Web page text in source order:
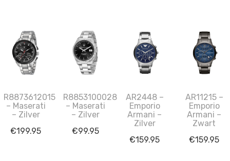
R8873612015
– Maserati
– Zilver
€199.95
R8853100028
– Maserati
– Zilver
€99.95
AR2448 –
Emporio
Armani –
Zilver
€159.95
AR11215 –
Emporio
Armani –
Zwart
€159.95